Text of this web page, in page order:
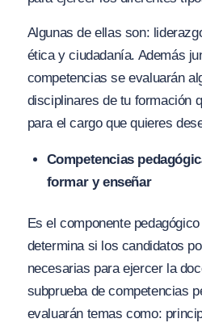
Algunas de ellas son:
ética y ciudadanía. Además
competencias se evaluarán
disciplinares de tu formación
para el cargo que quieres
Competencias
formar y enseñar
Es el componente
determina si los candidatos
necesarias para ejercer la
subprueba de competencias
evaluarán temas como: